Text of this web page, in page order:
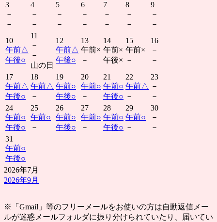
3
－
－
4
－
－
5
－
－
6
－
－
7
－
－
8
－
－
9
－
－
10
午前△
午後○
11
－
－
山の日
12
午前△
午後○
13
午前×
－
14
午前×
午後×
15
午前×
－
16
－
－
17
午前△
午後○
18
午前△
－
19
午前○
午後○
20
午前○
－
21
午前○
午後○
22
午前△
－
23
－
－
24
午前○
午後○
25
午前○
－
26
午前○
午後○
27
午前○
－
28
午前○
午後○
29
午前○
－
30
－
－
31
午前○
午後○
2026年7月
2026年9月
※「Gmail」等のフリーメールをお使いの方は自動返信メー
ルが迷惑メールフォルダに振り分けられていたり、届いてい